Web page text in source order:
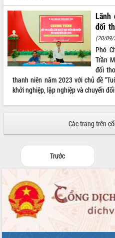
Khởi động Dự án Đầu tư xây dựng hạ
tầng kỹ thuật Cụm công nghiệp Tân
Tiến
Gặp mặt các cơ quan báo chí nhân Kỷ
niệm 101 năm Ngày Báo chí Cách
mạng Việt Nam
Đắk Lắk sơ kết 4 năm triển khai thực
hiện Đề án 06 của Chính phủ
Họp báo thông tin về Hội nghị Công bố
Quy hoạch và Xúc tiến đầu tư tỉnh Đắk
Lắk
Khơi thông điểm nghẽn, đẩy nhanh
HĐND tỉnh thông qua điều chỉnh Quy
hoạch tỉnh thời kỳ 2021-2030
Hội thảo góp ý hồ sơ điều chỉnh quy
hoạch tỉnh Đắk Lắk thời kỳ 2021-2030,
tầm nhìn đến năm 2050
Nâng cao hiệu quả hoạt động của các
doanh nghiệp nhà nước
Lãnh
đối
(20/09/
Phó
Trần
đối
thanh niên năm 2023 với chủ đề
khởi nghiệp, lập nghiệp và chuyển đổi
Các trang trên
Trước